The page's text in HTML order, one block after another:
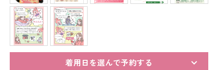
留袖レンタル
男性礼装レンタル
着用日を選んで予約する